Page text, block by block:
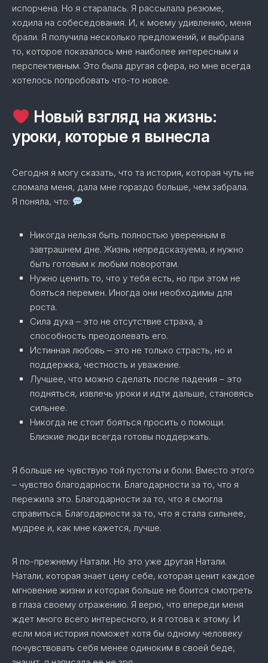
испорчена. Но я старалась. Я рассылала резюме,
ходила на собеседования. И, к моему удивлению, меня
брали. Я получила несколько предложений, и выбрала
то, которое показалось мне наиболее интересным и
перспективным. Это была другая сфера, но мне всегда
хотелось попробовать что-то новое.
Новый взгляд на жизнь:
уроки, которые я вынесла
Сегодня я могу сказать, что та история, которая чуть не
сломала меня, дала мне гораздо больше, чем забрала.
Я поняла, что:
Никогда нельзя быть полностью уверенным в
завтрашнем дне. Жизнь непредсказуема, и нужно
быть готовым к любым поворотам.
Нужно ценить то, что у тебя есть, но при этом не
бояться перемен. Иногда они необходимы для
роста.
Сила духа – это не отсутствие страха, а
способность преодолевать его.
Истинная любовь – это не только страсть, но и
поддержка, честность и уважение.
Лучшее, что можно сделать после падения – это
подняться, извлечь уроки и идти дальше, становясь
сильнее.
Никогда не стоит бояться просить о помощи.
Близкие люди всегда готовы поддержать.
Я больше не чувствую той пустоты и боли. Вместо этого
– чувство благодарности. Благодарности за то, что я
пережила это. Благодарности за то, что я смогла
справиться. Благодарности за то, что я стала сильнее,
мудрее и, как мне кажется, лучше.
Я по-прежнему Натали. Но это уже другая Натали.
Натали, которая знает цену себе, которая ценит каждое
мгновение жизни и которая больше не боится смотреть
в глаза своему отражению. Я верю, что впереди меня
ждет много всего интересного, и я готова к этому. И
если моя история поможет хотя бы одному человеку
почувствовать себя менее одиноким в своей беде,